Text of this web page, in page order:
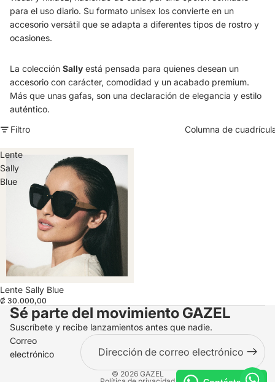
para el uso diario. Su formato unisex los convierte en un
accesorio versátil que se adapta a diferentes tipos de rostro y
ocasiones.
La colección Sally está pensada para quienes desean un
accesorio con carácter, comodidad y un acabado premium.
Más que unas gafas, son una declaración de elegancia y estilo
auténtico.
Filtro
Columna de
Lente
Sally
Blue
Lente Sally Blue
₡ 30.000,00
Sé parte del movimiento GAZEL
Suscríbete y recibe lanzamientos antes que nadie.
Correo
electrónico
© 2026 GAZEL